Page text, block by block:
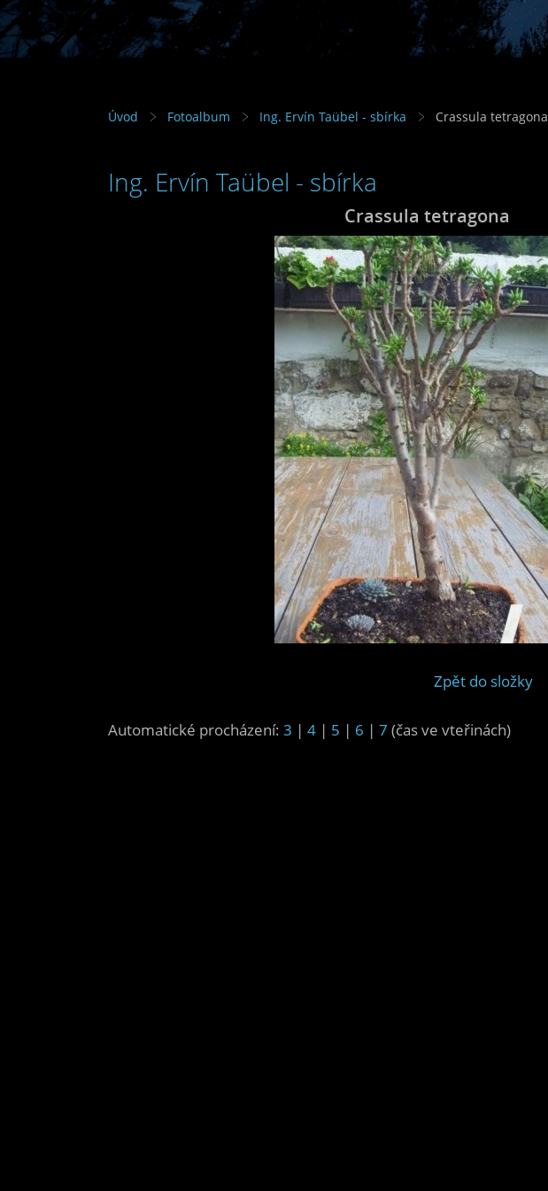
Úvod Fotoalbum Ing. Ervín Taübel - sbírka Crassula tetragona
Ing. Ervín Taübel - sbírka
Crassula tetragona
Zpět do složky
Automatické procházení: 3 | 4 | 5 | 6 | 7 (čas ve vteřinách)